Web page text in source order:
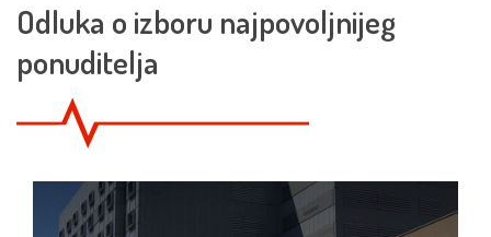
Odluka o izboru najpovoljnijeg
ponuditelja